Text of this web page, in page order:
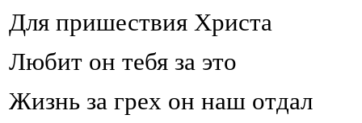
Для пришествия Христа
Любит он тебя за это
Жизнь за грех он наш отдал